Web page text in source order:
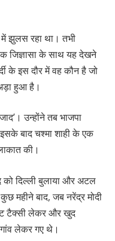
झुलस रहा था। तभी
जिज्ञासा के साथ यह देखने
के इस दौर में वह कौन है जो
हुआ है।
उन्होंने तब भाजपा
बाद चश्मा शाही के एक
की।
को दिल्ली बुलाया और अटल
महीने बाद, जब नरेंद्र मोदी
टैक्सी लेकर और खुद
लेकर गए थे।